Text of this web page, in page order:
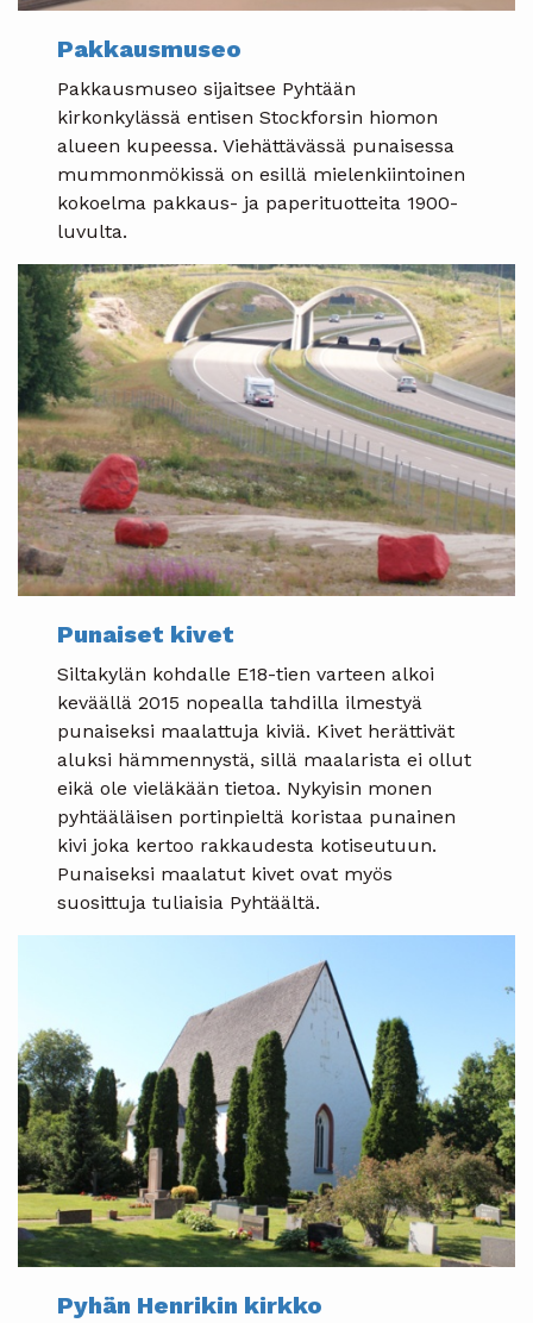
Pakkausmuseo
Pakkausmuseo sijaitsee Pyhtään
kirkonkylässä entisen Stockforsin hiomon
alueen kupeessa. Viehättävässä punaisessa
mummonmökissä on esillä mielenkiintoinen
kokoelma pakkaus- ja paperituotteita 1900-
luvulta.
Punaiset kivet
Siltakylän kohdalle E18-tien varteen alkoi
keväällä 2015 nopealla tahdilla ilmestyä
punaiseksi maalattuja kiviä. Kivet herättivät
aluksi hämmennystä, sillä maalarista ei ollut
eikä ole vieläkään tietoa. Nykyisin monen
pyhtääläisen portinpieltä koristaa punainen
kivi joka kertoo rakkaudesta kotiseutuun.
Punaiseksi maalatut kivet ovat myös
suosittuja tuliaisia Pyhtäältä.
Pyhän Henrikin kirkko